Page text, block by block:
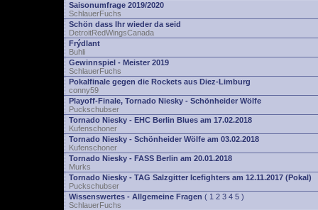
Saisonumfrage 2019/2020
SchlauerFuchs
Schön dass Ihr wieder da seid
DetroitRedWingsCanada
Frýdlant
Buhli
Gewinnspiel - Meister 2019
SchlauerFuchs
Pokalfinale gegen die Rockets aus Diez-Limburg
conny59
Playoff-Finale, Tornado Niesky - Schönheider Wölfe
Puckschubser
Tornado Niesky - EHC Berlin Blues am 17.02.2018
Kufenschoner
Tornado Niesky - Schönheider Wölfe am 03.02.2018
Kufenschoner
Tornado Niesky - FASS Berlin am 20.01.2018
Murks
Tornado Niesky - TAG Salzgitter Icefighters am 12.11.2017 (Pokal)
Puckschubser
Wissenswertes - Allgemeine Fragen ( 1 2 3 4 5 )
SchlauerFuchs